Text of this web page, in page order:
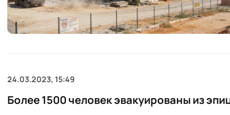
24.03.2023, 15:49
Более 1500 человек эвакуированы из